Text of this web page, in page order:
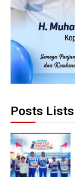
Posts Lists